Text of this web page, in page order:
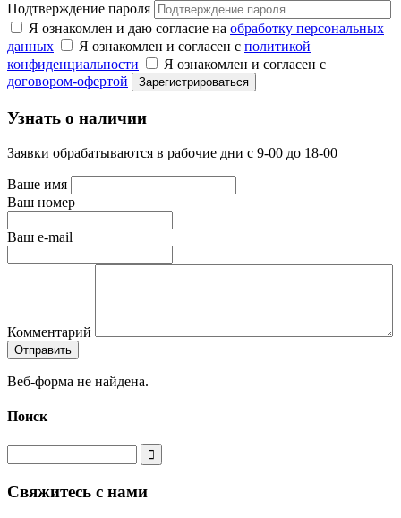
Подтверждение пароля
Я ознакомлен и даю согласие на обработку персональных
данных
Я ознакомлен и согласен с политикой
конфиденциальности
Я ознакомлен и согласен с
договором-офертой
Узнать о наличии
Заявки обрабатываются в рабочие дни с 9-00 до 18-00
Ваше имя
Ваш номер
Ваш e-mail
Комментарий
Веб-форма не найдена.
Поиск
Свяжитесь с нами